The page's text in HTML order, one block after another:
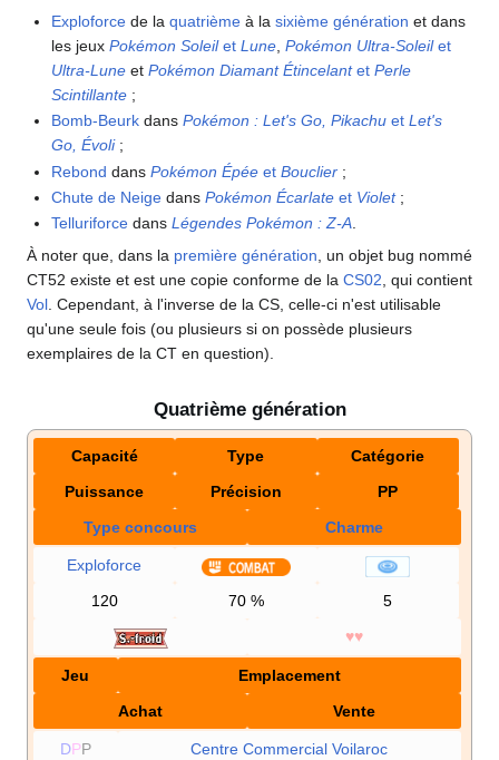
Exploforce de laquatrième à lasixième génération et dans
les jeuxPokémon SoleiletLune ,Pokémon Ultra-Soleilet
Ultra-Lune etPokémon Diamant ÉtincelantetPerle
Scintillante ;
Bomb-Beurk dansPokémon : Let's Go, Pikachu etLet's
Go, Évoli ;
Rebond dansPokémon Épée etBouclier ;
Chute de Neige dansPokémon Écarlate et Violet ;
Telluriforce dansLégendes Pokémon :Z-A.
À noter que, dans la première génération, un objet bug nommé
CT52 existe et est une copie conforme de la CS02, qui contient
Vol. Cependant, à l'inverse de la CS, celle-ci n'est utilisable
qu'une seule fois (ou plusieurs si on possède plusieurs
exemplaires de la CT en question).
Quatrième génération
Capacité Type
Catégorie
Puissance
Précision
PP
Type concours
Charme
Exploforce
120
70 %
5
♥♥
Jeu
Emplacement
Achat
Vente
DPP
Centre Commercial Voilaroc